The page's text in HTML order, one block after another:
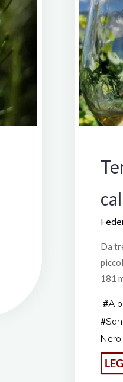
Da
181
#
#
Nero